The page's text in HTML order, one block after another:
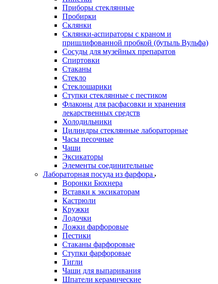
Приборы стеклянные
Пробирки
Склянки
Склянки-аспираторы с краном и
пришлифованной пробкой (бутыль Вульфа)
Сосуды для музейных препаратов
Спиртовки
Стаканы
Стекло
Стеклошарики
Ступки стеклянные с пестиком
Флаконы для расфасовки и хранения
лекарственных средств
Холодильники
Цилиндры стеклянные лабораторные
Часы песочные
Чаши
Эксикаторы
Элементы соединительные
Лабораторная посуда из фарфора
Воронки Бюхнера
Вставки к эксикаторам
Кастрюли
Кружки
Лодочки
Ложки фарфоровые
Пестики
Стаканы фарфоровые
Ступки фарфоровые
Тигли
Чаши для выпаривания
Шпатели керамические